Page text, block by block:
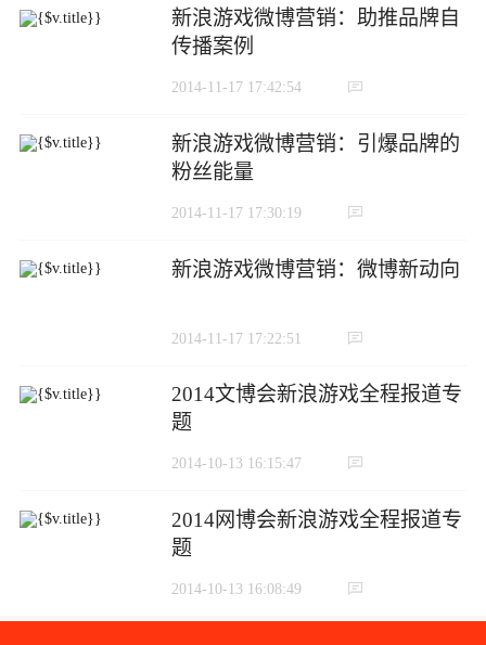
新浪游戏微博营销：助推品牌自
传播案例
2014-11-17 17:42:54
新浪游戏微博营销：引爆品牌的
粉丝能量
2014-11-17 17:30:19
新浪游戏微博营销：微博新动向
2014-11-17 17:22:51
2014文博会新浪游戏全程报道专
题
2014-10-13 16:15:47
2014网博会新浪游戏全程报道专
题
2014-10-13 16:08:49